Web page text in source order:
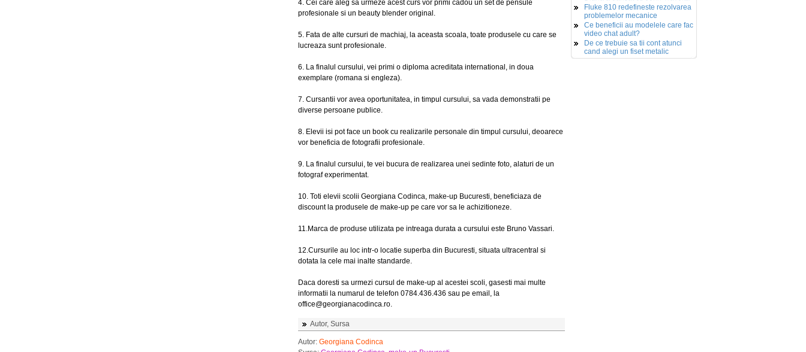
4. Cei care aleg sa urmeze acest curs vor primi cadou un set de pensule
profesionale si un beauty blender original.
5. Fata de alte cursuri de machiaj, la aceasta scoala, toate produsele cu care se
lucreaza sunt profesionale.
6. La finalul cursului, vei primi o diploma acreditata international, in doua
exemplare (romana si engleza).
7. Cursantii vor avea oportunitatea, in timpul cursului, sa vada demonstratii pe
diverse persoane publice.
8. Elevii isi pot face un book cu realizarile personale din timpul cursului, deoarece
vor beneficia de fotografii profesionale.
9. La finalul cursului, te vei bucura de realizarea unei sedinte foto, alaturi de un
fotograf experimentat.
10. Toti elevii scolii Georgiana Codinca, make-up Bucuresti, beneficiaza de
discount la produsele de make-up pe care vor sa le achizitioneze.
11.Marca de produse utilizata pe intreaga durata a cursului este Bruno Vassari.
12.Cursurile au loc intr-o locatie superba din Bucuresti, situata ultracentral si
dotata la cele mai inalte standarde.
Daca doresti sa urmezi cursul de make-up al acestei scoli, gasesti mai multe
informatii la numarul de telefon 0784.436.436 sau pe email, la
office@georgianacodinca.ro.
Autor, Sursa
Autor: Georgiana Codinca
Fluke 810 redefineste rezolvarea
problemelor mecanice
Ce beneficii au modelele care fac
video chat adult?
De ce trebuie sa tii cont atunci
cand alegi un fiset metalic